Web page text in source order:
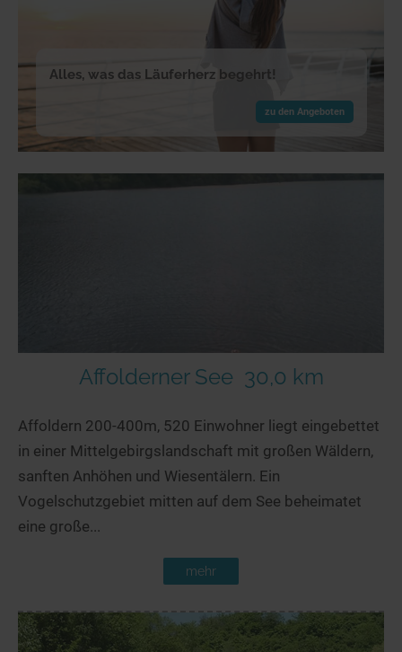
Alles, was das Läuferherz begehrt!
zu den Angeboten
Affolderner See 30,0 km
Affoldern 200-400m, 520 Einwohner liegt eingebettet
in einer Mittelgebirgslandschaft mit großen Wäldern,
sanften Anhöhen und Wiesentälern. Ein
Vogelschutzgebiet mitten auf dem See beheimatet
eine große...
mehr